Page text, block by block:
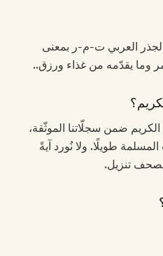
العربي ت-م-ر بمعنى
وما يقدّمه من غذاء ورزق..
ضمن سجلّاتنا الموثّقة،
طويلًا. ولا نُورد آيةً
مصحف تنزيل.